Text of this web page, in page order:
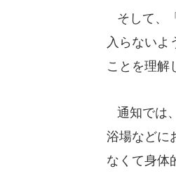
そして、
入らないよ
ことを理解
通知では
浴場などに
なくて身体